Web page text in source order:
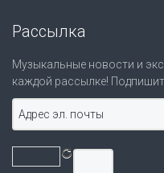
Рассылка
Музыкальные новости и
каждой рассылке!